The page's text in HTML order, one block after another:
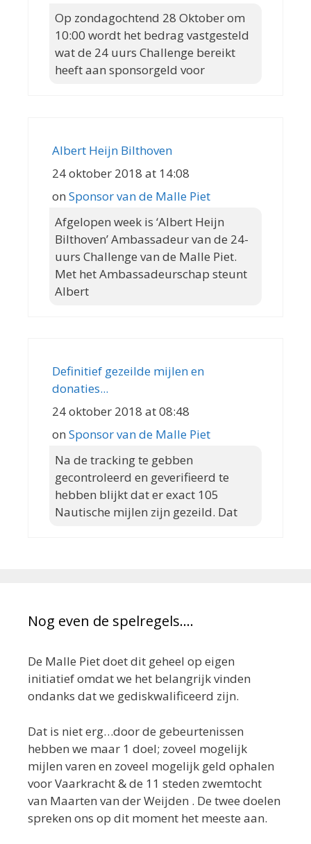
Op zondagochtend 28 Oktober om
10:00 wordt het bedrag vastgesteld
wat de 24 uurs Challenge bereikt
heeft aan sponsorgeld voor
Albert Heijn Bilthoven
24 oktober 2018 at 14:08
on Sponsor van de Malle Piet
Afgelopen week is ‘Albert Heijn
Bilthoven’ Ambassadeur van de 24-
uurs Challenge van de Malle Piet.
Met het Ambassadeurschap steunt
Albert
Definitief gezeilde mijlen en
donaties...
24 oktober 2018 at 08:48
on Sponsor van de Malle Piet
Na de tracking te gebben
gecontroleerd en geverifieerd te
hebben blijkt dat er exact 105
Nautische mijlen zijn gezeild. Dat
Nog even de spelregels….
De Malle Piet doet dit geheel op eigen
initiatief omdat we het belangrijk vinden
ondanks dat we gediskwalificeerd zijn.
Dat is niet erg…door de gebeurtenissen
hebben we maar 1 doel; zoveel mogelijk
mijlen varen en zoveel mogelijk geld ophalen
voor Vaarkracht & de 11 steden zwemtocht
van Maarten van der Weijden . De twee doelen
spreken ons op dit moment het meeste aan.